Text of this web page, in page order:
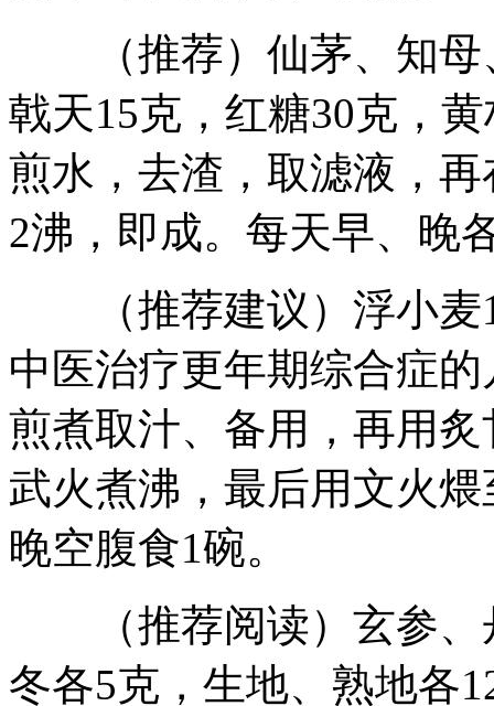
（推荐）仙茅、知母
戟天15克，红糖30克，
煎水，去渣，取滤液，
2沸，即成。每天早、晚
（推荐建议）浮小麦
中医治疗更年期综合症
煎煮取汁、备用，再用
武火煮沸，最后用文火
晚空腹食1碗。
（推荐阅读）玄参、
冬各5克，生地、熟地各